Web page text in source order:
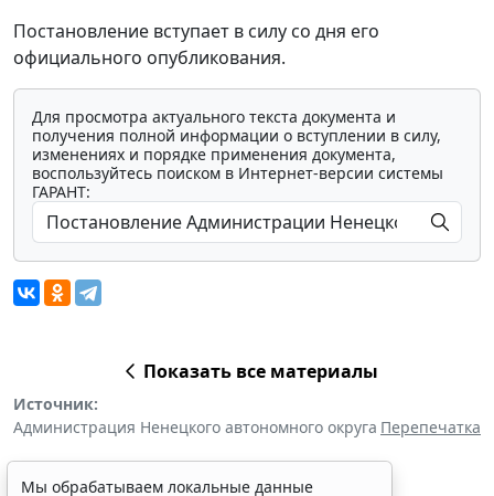
Постановление вступает в силу со дня его
официального опубликования.
Для просмотра актуального текста документа и
получения полной информации о вступлении в силу,
изменениях и порядке применения документа,
воспользуйтесь поиском в Интернет-версии системы
ГАРАНТ:
Показать все материалы
Источник:
Администрация Ненецкого автономного округа Перепечатка
Мы обрабатываем локальные данные